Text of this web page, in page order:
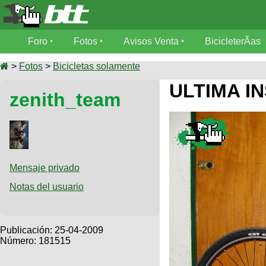
Foro
MecÃ¡nica
Fotos
SUBÃ
tu foto
Galeria
XC
Bicicletas
Descenso
Avisos
Ventas
tu
Ultimos
BicicleterÃ­
Bicicletas
Bicicletas
Tandem
Cicloturismo
Foro Fotos Avisos Venta BicicleterÃ­as
> Fotos > Bicicletas solamente
zenith_team
Mensaje privado
Notas del usuario
Publicación: 25-04-2009
Número: 181515
ULTIMA